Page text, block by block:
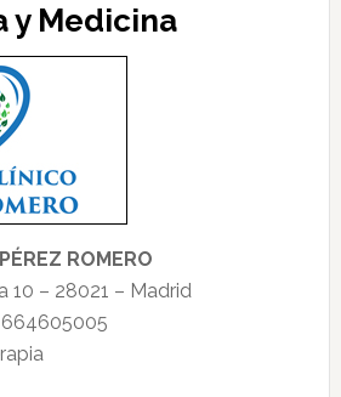
y Medicina
ROMERO
10 – 28021 – Madrid
664605005